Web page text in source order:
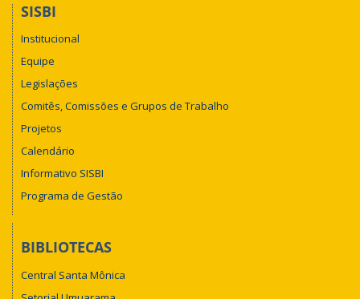
SISBI
Institucional
Equipe
Legislações
Comitês, Comissões e Grupos de Trabalho
Projetos
Calendário
Informativo SISBI
Programa de Gestão
BIBLIOTECAS
Central Santa Mônica